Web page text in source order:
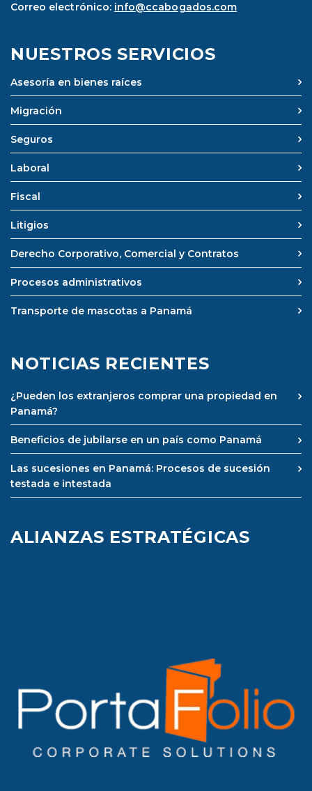
Correo electrónico: info@ccabogados.com
NUESTROS SERVICIOS
Asesoría en bienes raíces
Migración
Seguros
Laboral
Fiscal
Litigios
Derecho Corporativo, Comercial y Contratos
Procesos administrativos
Transporte de mascotas a Panamá
NOTICIAS RECIENTES
¿Pueden los extranjeros comprar una propiedad en
Panamá?
Beneficios de jubilarse en un país como Panamá
Las sucesiones en Panamá: Procesos de sucesión
testada e intestada
ALIANZAS ESTRATÉGICAS